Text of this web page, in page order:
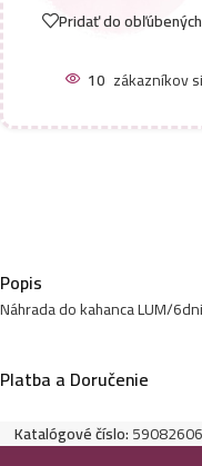
Pridať do obľúbených
10 zákazníkov
Popis
Náhrada do kahanca LUM/
Platba a Doručenie
Katalógové číslo: